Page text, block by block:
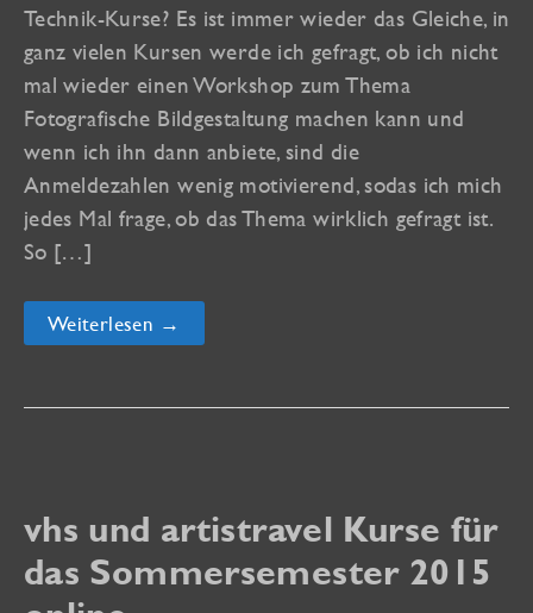
Technik-Kurse? Es ist immer wieder das Gleiche, in
ganz vielen Kursen werde ich gefragt, ob ich nicht
mal wieder einen Workshop zum Thema
Fotografische Bildgestaltung machen kann und
wenn ich ihn dann anbiete, sind die
Anmeldezahlen wenig motivierend, sodas ich mich
jedes Mal frage, ob das Thema wirklich gefragt ist.
So […]
LastMinute-
Kurse
vhs
Weiterlesen →
vhs und artistravel Kurse für
das Sommersemester 2015